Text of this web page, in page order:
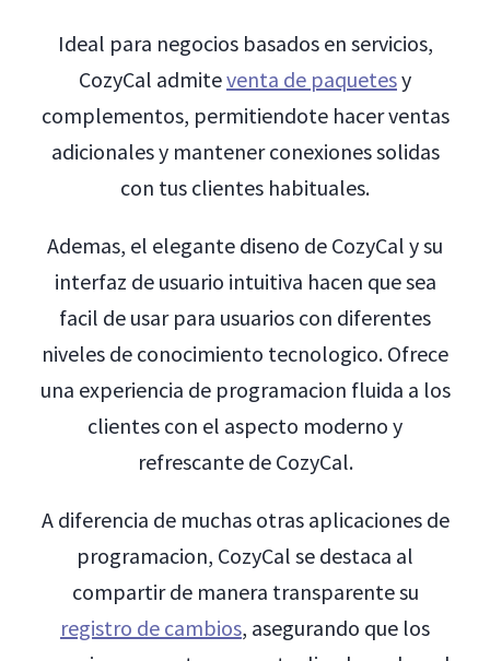
Ideal para negocios basados en servicios,
CozyCal admiteventa de paquetesy
complementos, permitiendote hacer ventas
adicionales y mantener conexiones solidas
con tus clientes habituales.
Ademas, el elegante diseno de CozyCal y su
interfaz de usuario intuitiva hacen que sea
facil de usar para usuarios con diferentes
niveles de conocimiento tecnologico. Ofrece
una experiencia de programacion fluida a los
clientes con el aspecto moderno y
refrescante de CozyCal.
A diferencia de muchas otras aplicaciones de
programacion, CozyCal se destaca al
compartir de manera transparente su
registro de cambios, asegurando que los